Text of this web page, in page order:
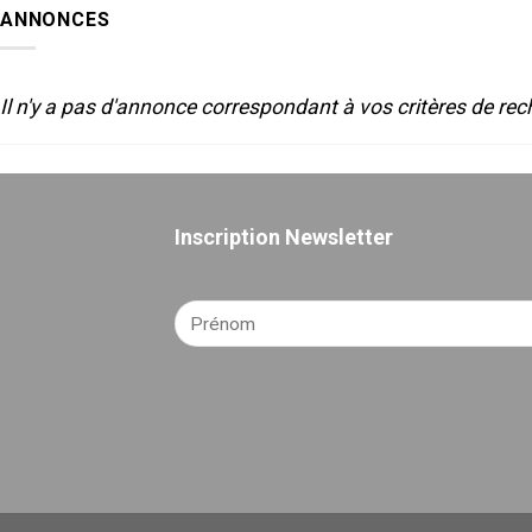
ANNONCES
Il n'y a pas d'annonce correspondant à vos critères de
Inscription Newsletter